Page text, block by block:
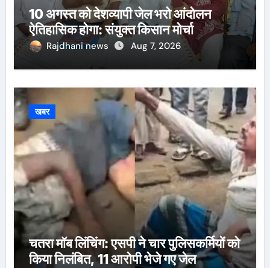
10 अगस्त को देशव्यापी जेल भरो आंदोलन
ऐतिहासिक होगा: संयुक्त किसान मोर्चा
Rajdhani news Aug 7, 2026
खबर
चतरा मॉब लिंचिंग: एसपी ने चार पुलिसकर्मियों को
किया निलंबित, 11 आरोपी भेजे गए जेल